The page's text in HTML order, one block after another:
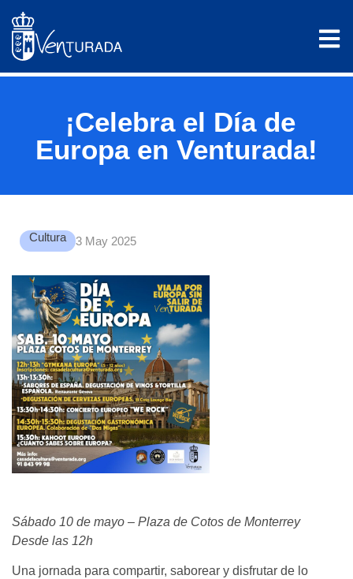
¡Celebra el Día de
Europa en Venturada!
Cultura 3 May 2025
Sábado 10 de mayo – Plaza de Cotos de Monterrey
Desde las 12h
Una jornada para compartir, saborear y disfrutar de lo